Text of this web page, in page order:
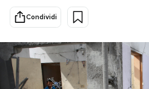
Cultura
Economia
Sport
Condividi